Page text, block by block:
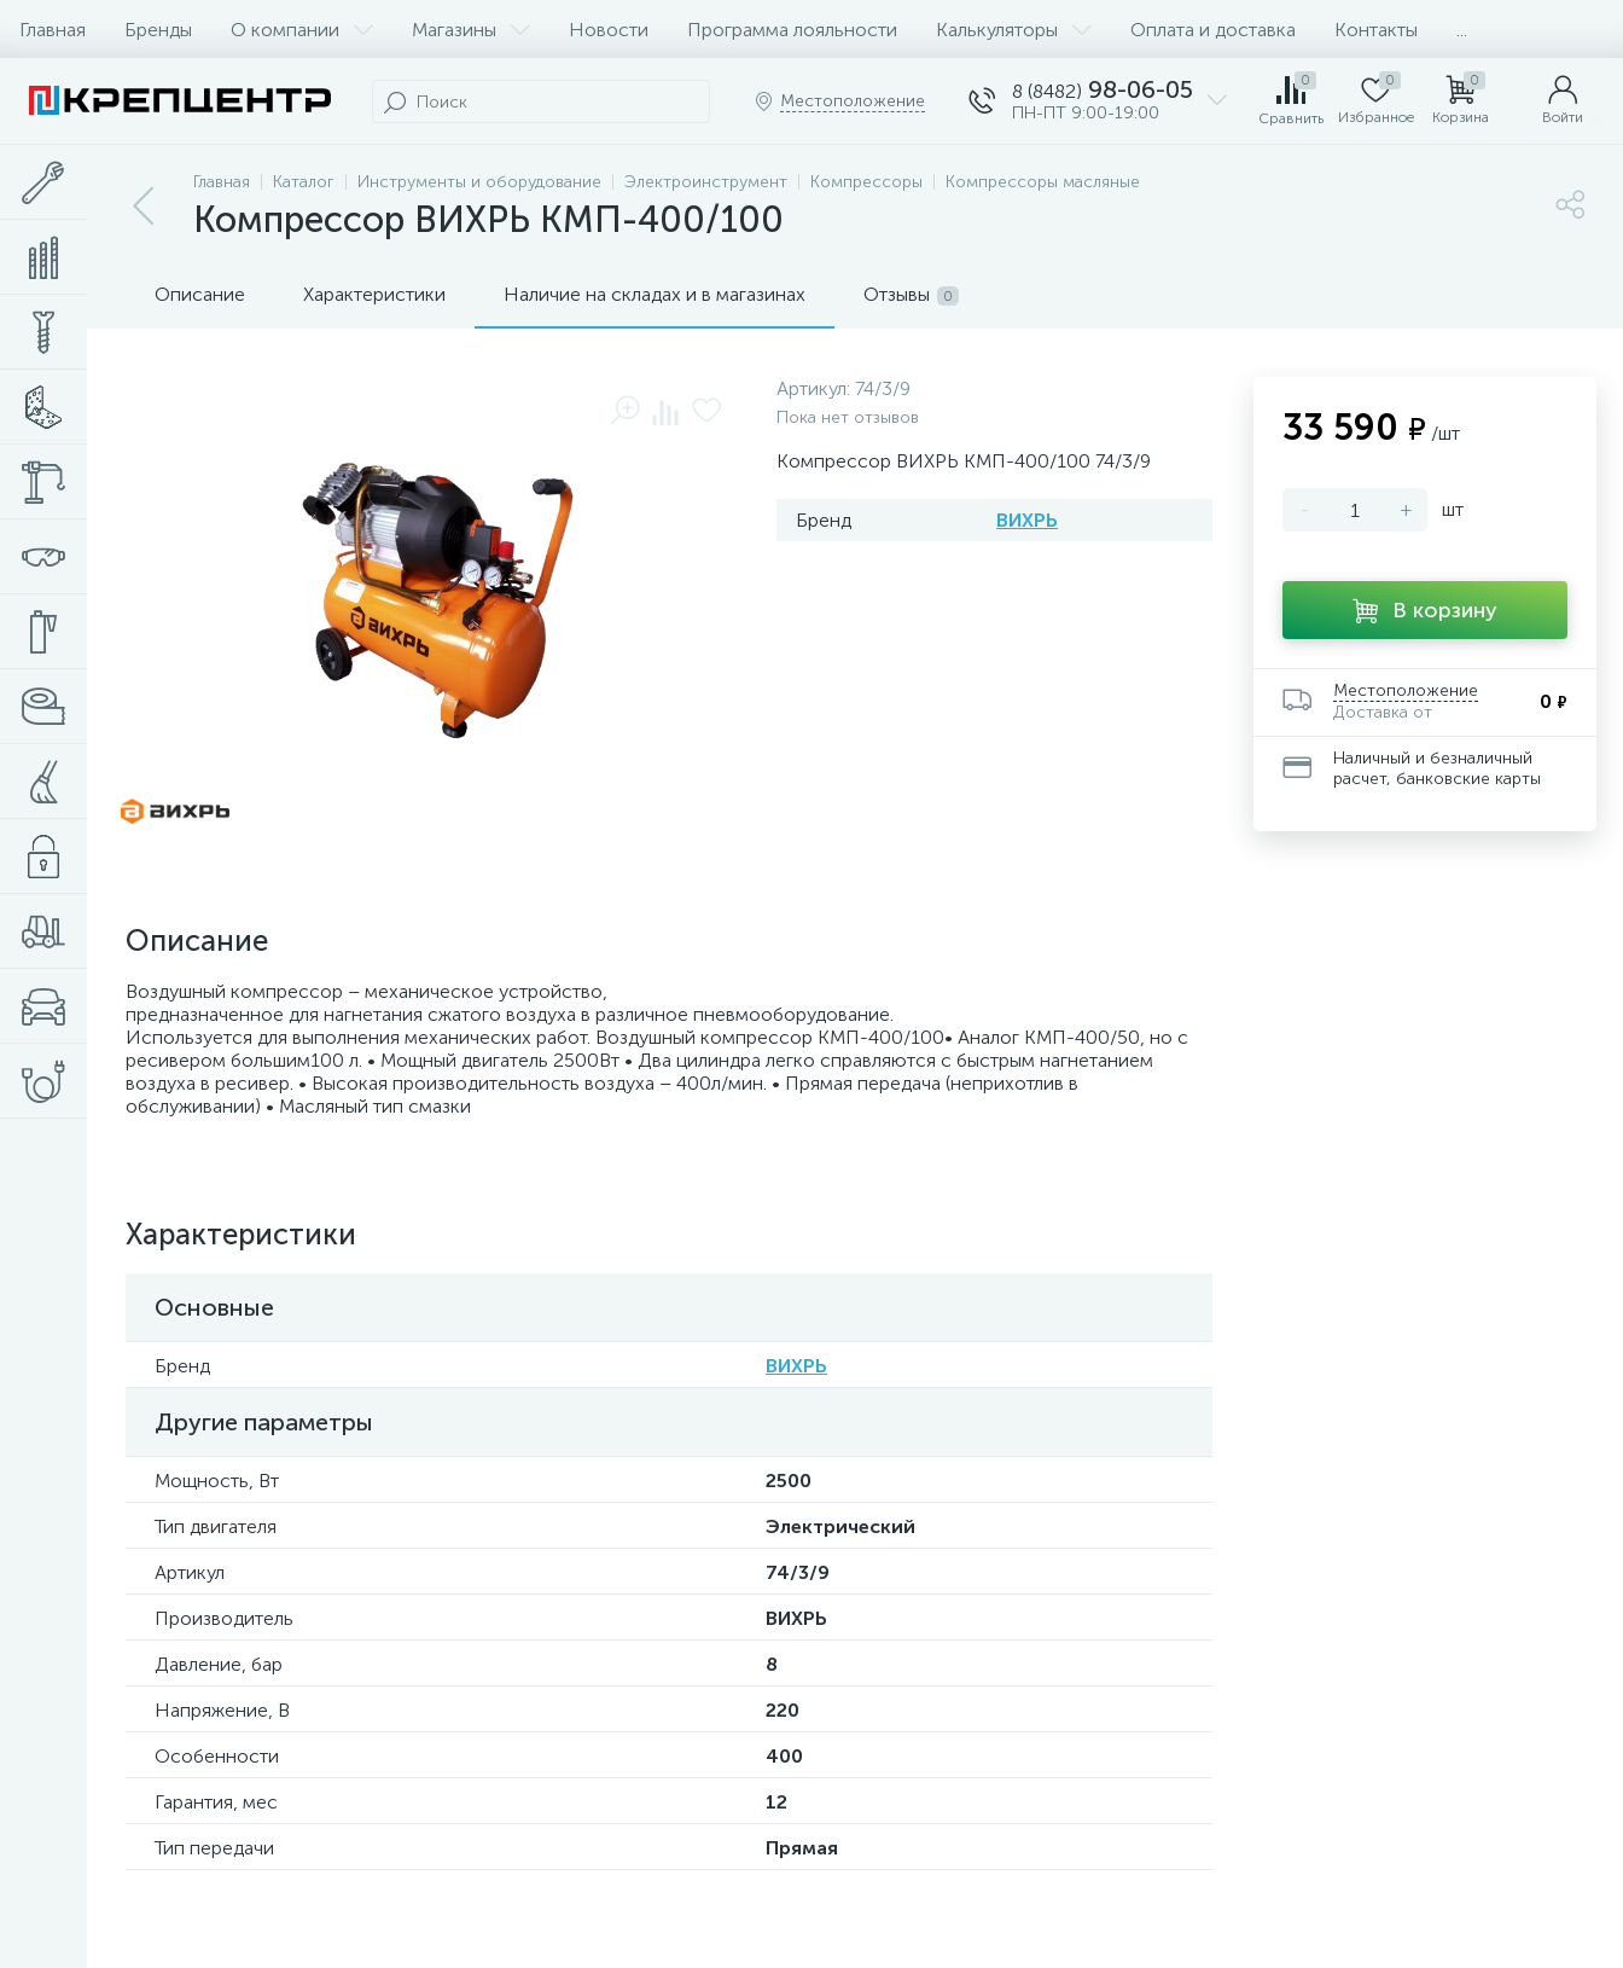
Главная Бренды О компании Магазины Новости Программа лояльности Калькуляторы Оплата и доставка Контакты
Местоположение 8 (8482) 98-06-05
ПН-ПТ 9:00-19:00
0
Сравнить
0
Избранное
0
Корзина Войти
Главная Каталог Инструменты и оборудование Электроинструмент Компрессоры Компрессоры масляные
Компрессор ВИХРЬ КМП-400/100
Описание Характеристики Наличие на складах и в магазинах Отзывы 0
Артикул: 74/3/9
Пока нет отзывов
Компрессор ВИХРЬ КМП-400/100 74/3/9
Бренд ВИХРЬ
Описание
Воздушный компрессор – механическое устройство,
предназначенное для нагнетания сжатого воздуха в различное пневмооборудование.
Используется для выполнения механических работ. Воздушный компрессор КМП-400/100• Аналог КМП-400/50, но с
ресивером большим100 л. • Мощный двигатель 2500Вт • Два цилиндра легко справляются с быстрым нагнетанием
воздуха в ресивер. • Высокая производительность воздуха – 400л/мин. • Прямая передача (неприхотлив в
обслуживании) • Масляный тип смазки
Характеристики
Основные
Бренд ВИХРЬ
Другие параметры
Мощность, Вт
2500
Тип двигателя
Электрический
Артикул
74/3/9
Производитель
ВИХРЬ
Давление, бар
8
Напряжение, В
220
Особенности
400
Гарантия, мес
12
Тип передачи
Прямая
33 590 ₽ /шт
- + шт
В корзину
Местоположение
Доставка от
0 ₽
Наличный и безналичный
расчет, банковские карты